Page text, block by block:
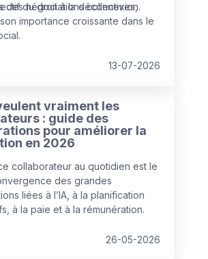
du droit à la déconnexion.
des négociations collectives,
importance croissante dans le
13-07-2026
vraiment les
: guide des
pour améliorer la
en 2026
collaborateur au quotidien est le
des grandes
liées à l’IA, à la planification
à la paie et à la rémunération.
26-05-2026